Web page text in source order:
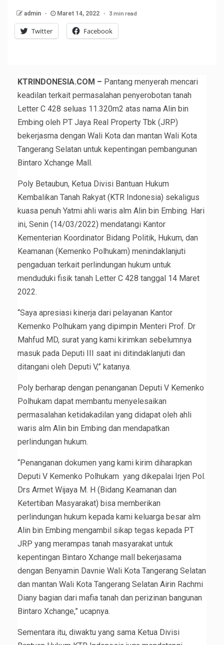
admin Maret 14, 2022 3 min read
Twitter Facebook
KTRINDONESIA.COM – Pantang menyerah mencari
keadilan terkait permasalahan penyerobotan tanah
Letter C 428 seluas 11.320m2 atas nama Alin bin
Embing oleh PT Jaya Real Property Tbk (JRP)
bekerjasma dengan Wali Kota dan mantan Wali Kota
Tangerang Selatan untuk kepentingan pembangunan
Bintaro Xchange Mall.
Poly Betaubun, Ketua Divisi Bantuan Hukum
Kembalikan Tanah Rakyat (KTR Indonesia) sekaligus
kuasa penuh Yatmi ahli waris alm Alin bin Embing. Hari
ini, Senin (14/03/2022) mendatangi Kantor
Kementerian Koordinator Bidang Politik, Hukum, dan
Keamanan (Kemenko Polhukam) menindaklanjuti
pengaduan terkait perlindungan hukum untuk
menduduki fisik tanah Letter C 428 tanggal 14 Maret
2022.
“Saya apresiasi kinerja dari pelayanan Kantor
Kemenko Polhukam yang dipimpin Menteri Prof. Dr
Mahfud MD, surat yang kami kirimkan sebelumnya
masuk pada Deputi III saat ini ditindaklanjuti dan
ditangani oleh Deputi V,” katanya.
Poly berharap dengan penanganan Deputi V Kemenko
Polhukam dapat membantu menyelesaikan
permasalahan ketidakadilan yang didapat oleh ahli
waris alm Alin bin Embing dan mendapatkan
perlindungan hukum.
“Penanganan dokumen yang kami kirim diharapkan
Deputi V Kemenko Polhukam yang dikepalai Irjen Pol.
Drs Armet Wijaya M. H (Bidang Keamanan dan
Ketertiban Masyarakat) bisa memberikan
perlindungan hukum kepada kami keluarga besar alm
Alin bin Embing mengambil sikap tegas kepada PT
JRP yang merampas tanah masyarakat untuk
kepentingan Bintaro Xchange mall bekerjasama
dengan Benyamin Davnie Wali Kota Tangerang Selatan
dan mantan Wali Kota Tangerang Selatan Airin Rachmi
Diany bagian dari mafia tanah dan perizinan bangunan
Bintaro Xchange,” ucapnya.
Sementara itu, diwaktu yang sama Ketua Divisi